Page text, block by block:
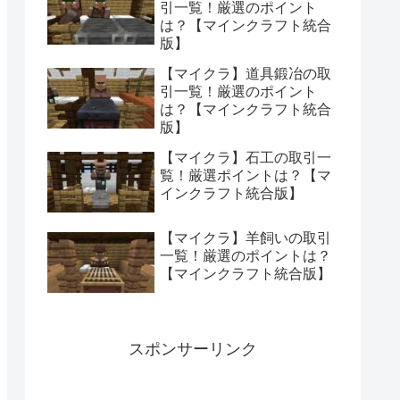
引一覧！厳選のポイント
は？【マインクラフト統合
版】
【マイクラ】道具鍛冶の取
引一覧！厳選のポイント
は？【マインクラフト統合
版】
【マイクラ】石工の取引一
覧！厳選ポイントは？【マ
インクラフト統合版】
【マイクラ】羊飼いの取引
一覧！厳選のポイントは？
【マインクラフト統合版】
スポンサーリンク